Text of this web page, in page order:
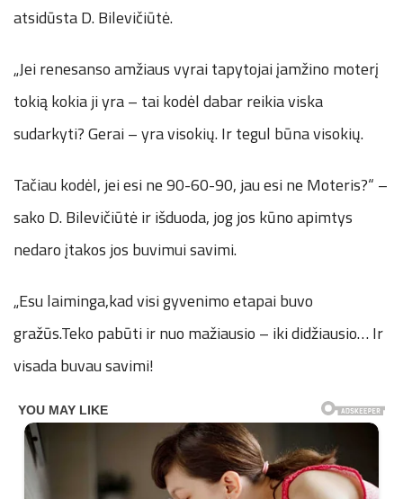
atsidūsta D. Bilevičiūtė.
„Jei renesanso amžiaus vyrai tapytojai įamžino moterį
tokią kokia ji yra – tai kodėl dabar reikia viska
sudarkyti? Gerai – yra visokių. Ir tegul būna visokių.
Tačiau kodėl, jei esi ne 90-60-90, jau esi ne Moteris?“ –
sako D. Bilevičiūtė ir išduoda, jog jos kūno apimtys
nedaro įtakos jos buvimui savimi.
„Esu laiminga,kad visi gyvenimo etapai buvo
gražūs.Teko pabūti ir nuo mažiausio – iki didžiausio… Ir
visada buvau savimi!